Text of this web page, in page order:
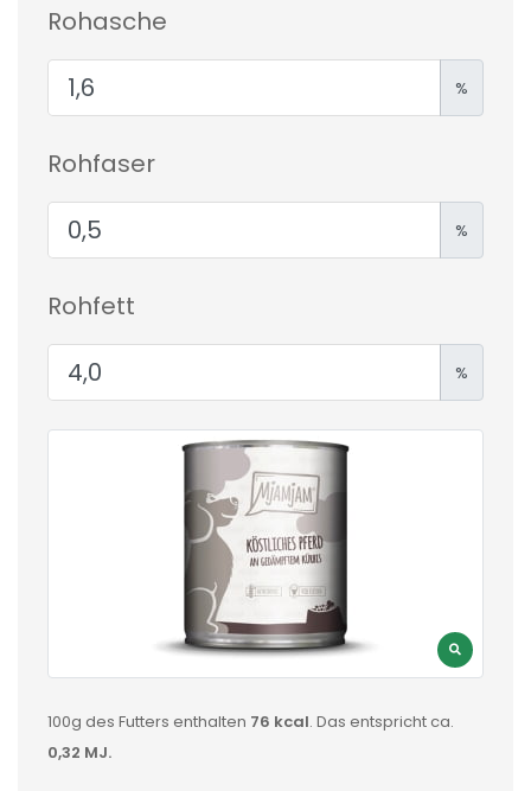
Rohasche
%
Rohfaser
%
Rohfett
%
100g des Futters enthalten 76 kcal. Das entspricht ca.
0,32 MJ.